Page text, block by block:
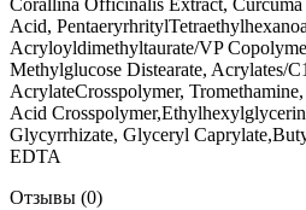
Acid,
Acryloyldimethyltaurate/VP
Methylglucose Distearate, Acrylates/
AcrylateCrosspolymer,
Acid
Glycyrrhizate, Glyceryl
EDTA
Отзывы (0)